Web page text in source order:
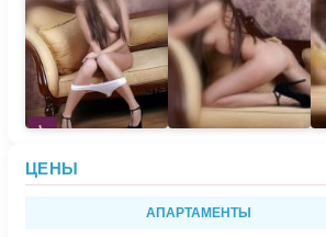
ЦЕНЫ
АПАРТАМЕНТЫ